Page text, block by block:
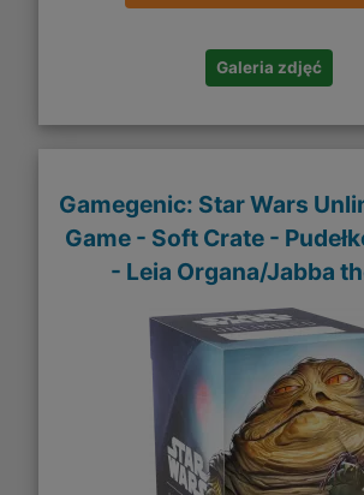
Galeria zdjęć
Gamegenic: Star Wars
Game - Soft Crate -
- Leia Organa/Jabba